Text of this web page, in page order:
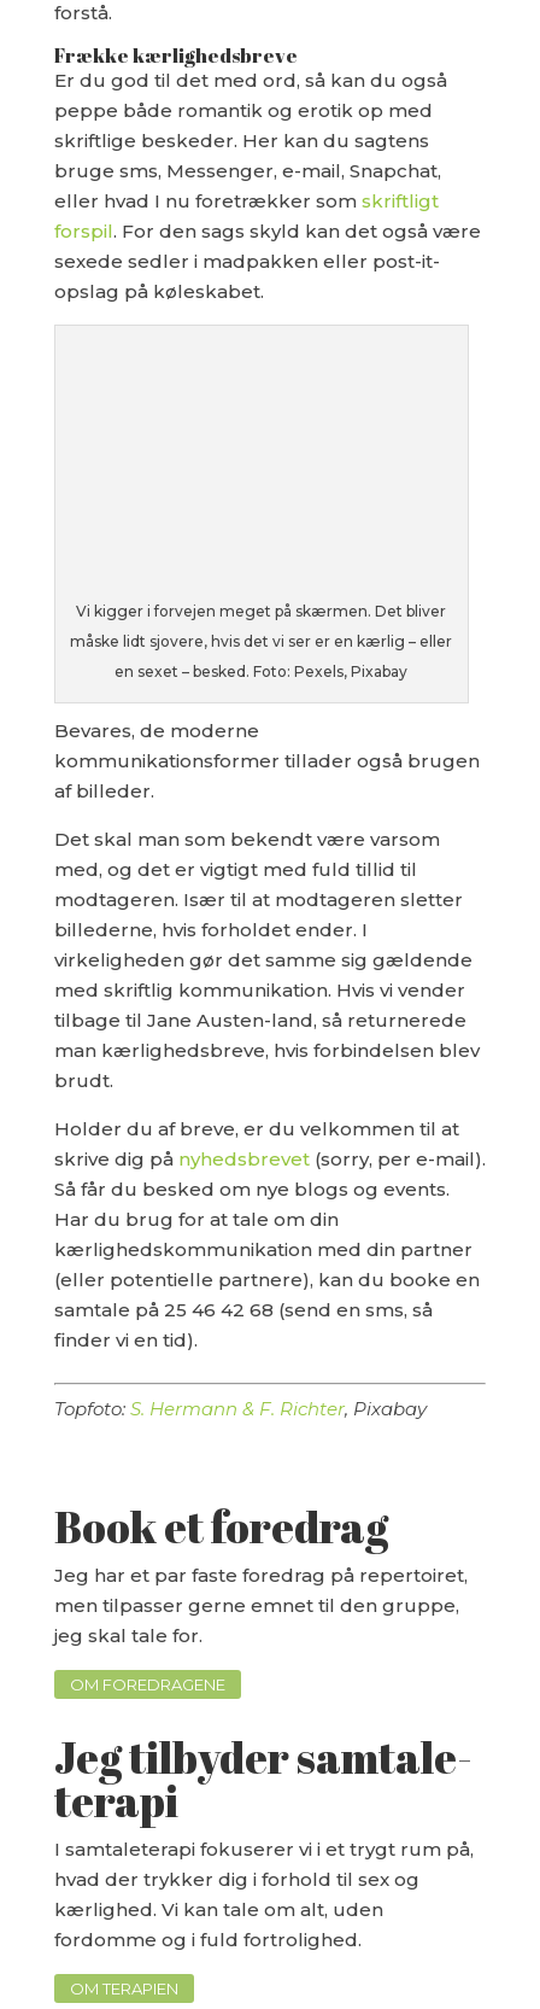
forstå.
Frække kærlighedsbreve
Er du god til det med ord, så kan du også
peppe både romantik og erotik op med
skriftlige beskeder. Her kan du sagtens
bruge sms, Messenger, e-mail, Snapchat,
eller hvad I nu foretrækker som skriftligt
forspil. For den sags skyld kan det også være
sexede sedler i madpakken eller post-it-
opslag på køleskabet.
Vi kigger i forvejen meget på skærmen. Det bliver
måske lidt sjovere, hvis det vi ser er en kærlig – eller
en sexet – besked. Foto: Pexels, Pixabay
Bevares, de moderne
kommunikationsformer tillader også brugen
af billeder.
Det skal man som bekendt være varsom
med, og det er vigtigt med fuld tillid til
modtageren. Især til at modtageren sletter
billederne, hvis forholdet ender. I
virkeligheden gør det samme sig gældende
med skriftlig kommunikation. Hvis vi vender
tilbage til Jane Austen-land, så returnerede
man kærlighedsbreve, hvis forbindelsen blev
brudt.
Holder du af breve, er du velkommen til at
skrive dig på nyhedsbrevet(sorry, per e-mail).
Så får du besked om nye blogs og events.
Har du brug for at tale om din
kærlighedskommunikation med din partner
(eller potentielle partnere), kan du booke en
samtale på 25 46 42 68 (send en sms, så
finder vi en tid).
Topfoto: S. Hermann & F. Richter, Pixabay
Book et foredrag
Jeg har et par faste foredrag på repertoiret,
men tilpasser gerne emnet til den gruppe,
jeg skal tale for.
OM FOREDRAGENE
Jeg tilbyder samtale-
terapi
I samtaleterapi fokuserer vi i et trygt rum på,
hvad der trykker dig i forhold til sex og
kærlighed. Vi kan tale om alt, uden
fordomme og i fuld fortrolighed.
OM TERAPIEN